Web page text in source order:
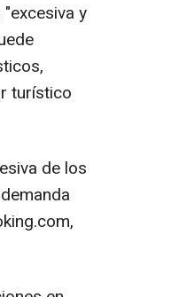
y
turístico
de los